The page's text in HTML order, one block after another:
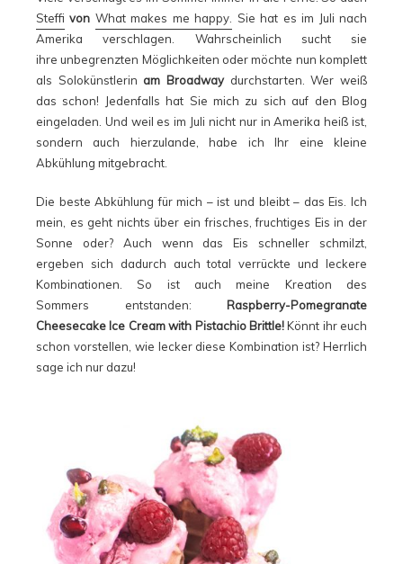
Steffi von What makes me happy. Sie hat es im Juli nach
Amerika verschlagen. Wahrscheinlich sucht sie
ihre unbegrenzten Möglichkeiten oder möchte nun komplett
als Solokünstlerin am Broadway durchstarten. Wer weiß
das schon! Jedenfalls hat Sie mich zu sich auf den Blog
eingeladen. Und weil es im Juli nicht nur in Amerika heiß ist,
sondern auch hierzulande, habe ich Ihr eine kleine
Abkühlung mitgebracht.
Die beste Abkühlung für mich – ist und bleibt – das Eis. Ich
mein, es geht nichts über ein frisches, fruchtiges Eis in der
Sonne oder? Auch wenn das Eis schneller schmilzt,
ergeben sich dadurch auch total verrückte und leckere
Kombinationen. So ist auch meine Kreation des
Sommers entstanden: Raspberry-Pomegranate
Cheesecake Ice Cream with Pistachio Brittle!Könnt ihr euch
schon vorstellen, wie lecker diese Kombination ist? Herrlich
sage ich nur dazu!